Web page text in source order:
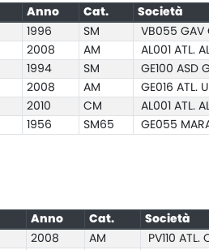
Anno Cat. Società
1996 SM VB055 GAV
2008 AM AL001 ATL.
1994 SM GE100 ASD
2008 AM GE016 ATL.
2010 CM AL001 ATL.
1956 SM65 GE055
Anno Cat. Società
2008 AM PV110 ATL.